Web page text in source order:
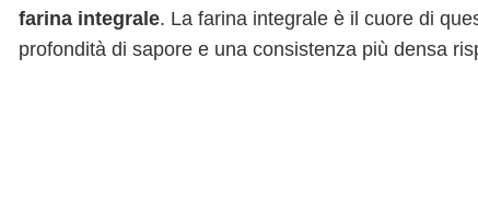
farina integrale. La farina integrale è il cuore di
profondità di sapore e una consistenza più densa